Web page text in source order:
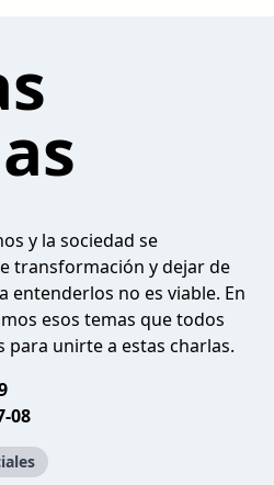
y la sociedad se
transformación y dejar de
entenderlos no es viable. En
esos temas que todos
para unirte a estas charlas.
08